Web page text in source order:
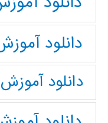
دانلود
دانلود